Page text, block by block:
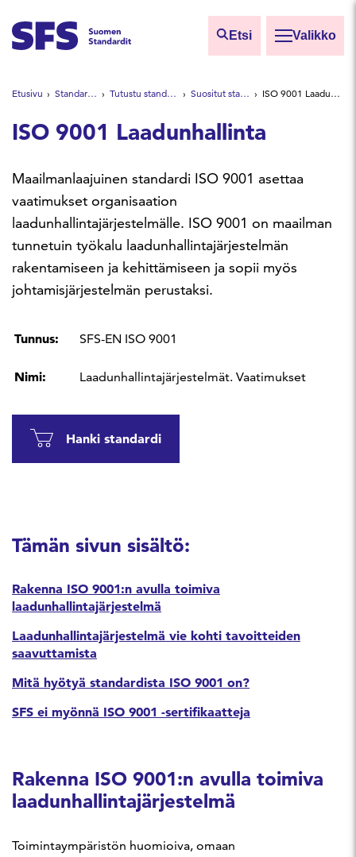
Etsi Valikko
Etsi sivuilta
Hae hakutermillä
Etusivu Standardeista Tutustu standardeihin Suositut standardit ISO 9001 Laadunhallinta
ISO 9001 Laadunhallinta
Maailmanlaajuinen standardi ISO 9001 asettaa
vaatimukset organisaation
laadunhallintajärjestelmälle. ISO 9001 on maailman
tunnetuin työkalu laadunhallintajärjestelmän
rakentamiseen ja kehittämiseen ja sopii myös
johtamisjärjestelmän perustaksi.
Tunnus: SFS-EN ISO 9001
Nimi: Laadunhallintajärjestelmät. Vaatimukset
Hanki standardi
Tämän sivun sisältö:
Rakenna ISO 9001:n avulla toimiva
laadunhallintajärjestelmä
Laadunhallintajärjestelmä vie kohti tavoitteiden
saavuttamista
Mitä hyötyä standardista ISO 9001 on?
SFS ei myönnä ISO 9001 -sertifikaatteja
Rakenna ISO 9001:n avulla toimiva
laadunhallintajärjestelmä
Toimintaympäristön huomioiva, omaan